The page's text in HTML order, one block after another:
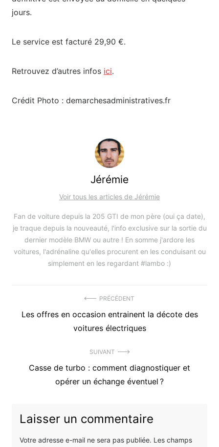
jours.
Le service est facturé 29,90 €.
Retrouvez d’autres infos ici.
Crédit Photo : demarchesadministratives.fr
Jérémie
Voir tous les articles de Jérémie
Fan de voiture depuis la 205 GTI de mon père (oui ça date),
je traque depuis la nouveauté, l'info exclusive sur la sortie du
dernier modèle BMW ou autre ! En somme j'ardore les
voitures, l'adrénaline qu'elles procurent en les conduisant ou
simplement en les regardant #lambo :)
de
PRÉCÉDENT
Précédent
Les offres en occasion entrainent la décote des
voitures électriques
SUIVANT
ArticleCasse de turbo : comment diagnostiquer et
opérer un échange éventuel ?
Laisser un commentaire
Votre adresse e-mail ne sera pas publiée. Les champs